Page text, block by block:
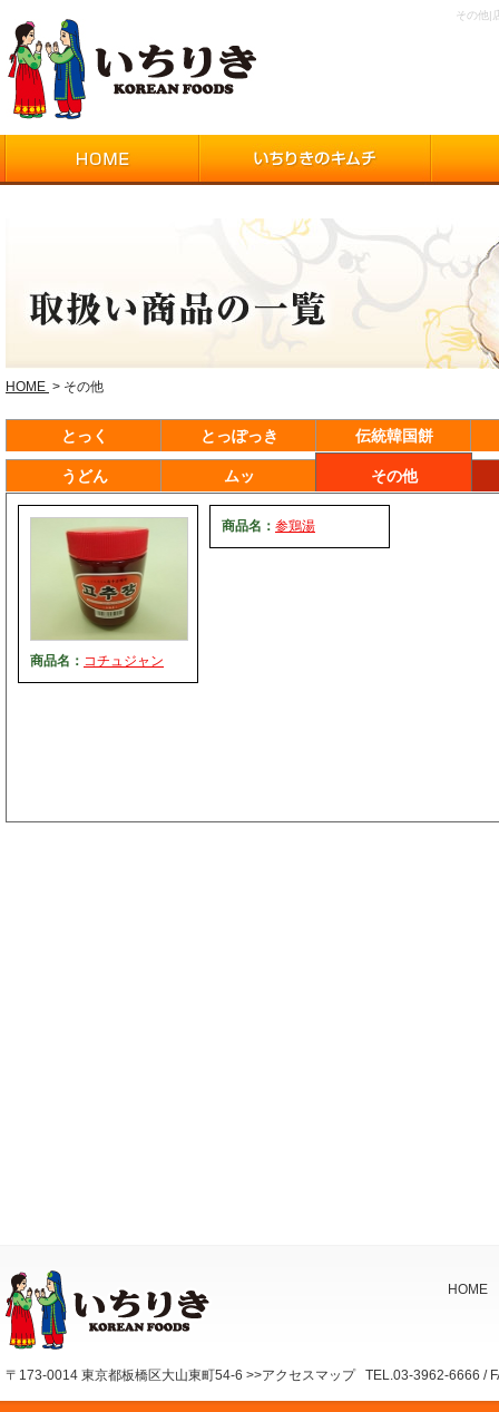
その他|
HOME > その他
とっく とっぽっき 伝統韓国餅
うどん ムッ その他
商品名： コチュジャン
商品名： 参鶏湯
HOME
〒173-0014 東京都板橋区大山東町54-6 >>アクセスマップ TEL.03-3962-6666 /